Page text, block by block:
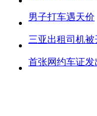
男子打车遇天价
三亚出租司机被
首张网约车证发